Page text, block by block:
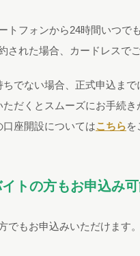
トフォンから24時間いつで
された場合、カードレスで
でない場合、正式申込まで
だくとスムーズにお手続き
座開設についてはこちらを
トの方もお申込み
でもお申込みいただけます。